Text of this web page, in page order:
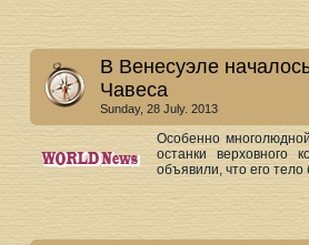
В Венесуэле
Чавеса
Sunday, 28 July. 2013
Особенно
останки верховного
объявили, что его